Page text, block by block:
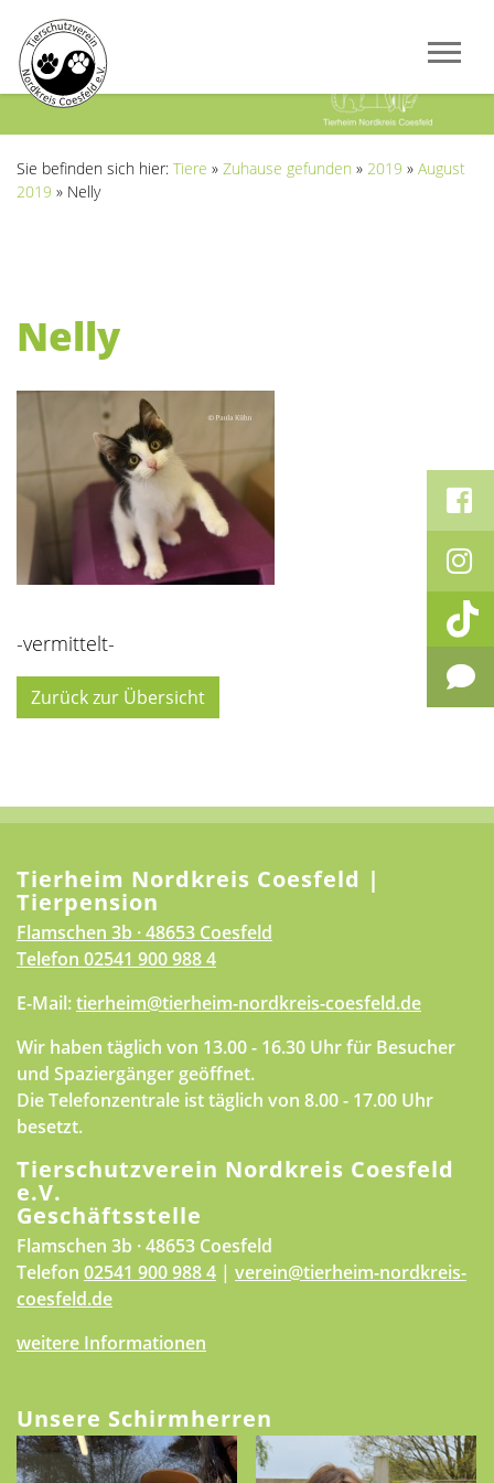
Sie befinden sich hier: Tiere » Zuhause gefunden » 2019 » August
2019 » Nelly
Nelly
-vermittelt-
Zurück zur Übersicht
Tierheim Nordkreis Coesfeld |
Tierpension
Flamschen 3b · 48653 Coesfeld
Telefon 02541 900 988 4
E-Mail:tierheim@tierheim-nordkreis-coesfeld.de
Wir haben täglich von 13.00 - 16.30 Uhr für Besucher
und Spaziergänger geöffnet.
Die Telefonzentrale ist täglich von 8.00 - 17.00 Uhr
besetzt.
Tierschutzverein Nordkreis Coesfeld
e.V.
Geschäftsstelle
Flamschen 3b · 48653 Coesfeld
Telefon 02541 900 988 4 | verein@tierheim-nordkreis-
coesfeld.de
weitere Informationen
Unsere Schirmherren